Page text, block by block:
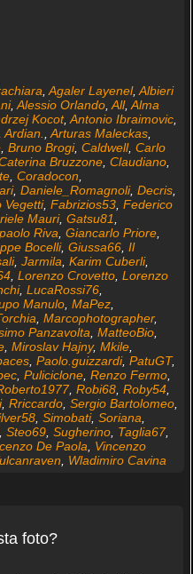
Agaler Layenel, Albieri
, Alessio Orlando, All, Alma
Kocot, Antonio Ibraimovic,
Ardian. Arturas Maleckas,
, Bruno Brogi, Caldwell, Carlo
Bruzzone, Claudiano,
, Coradocon
, Daniele_Romagnoli, Decris,
Vegetti, Fabrizios53, Federico
Mauri, Gatsu81
Riva Giancarlo Priore,
Bocelli, Giussa66, Il
, Jarmila Karim Cuberli,
, Lorenzo Crovetto, Lorenzo
, LucaRossi76,
Manulo, MaPez,
Marcophotographer,
Panzavolta MatteoBio,
, Miroslav Hajny, Mkile,
, Paolo.guizzardi, PatuGT,
, Puliciclone, Renzo Fermo,
, Robi68, Roby54,
, Rriccardo, Sergio Bartolomeo,
, Simobati, Soriana
Steo69, Sugherino, Taglia67,
De Paola
Vincenzo
Wladimiro Cavina
foto?